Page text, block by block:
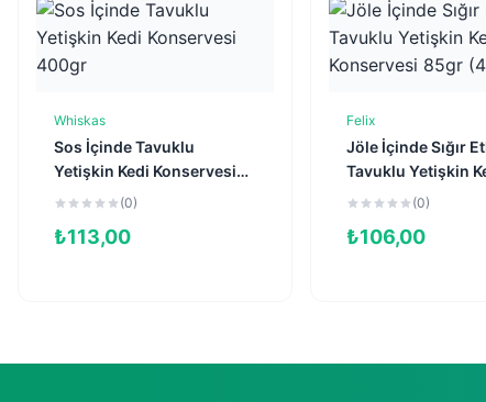
Whiskas
Sos İçinde Tavuklu
Yetişkin Kedi Konservesi
400gr
(0)
₺113,00
Felix
Jöle İçinde Sığır
Tavuklu Yetişkin
Konservesi 85gr
(0)
₺106,00